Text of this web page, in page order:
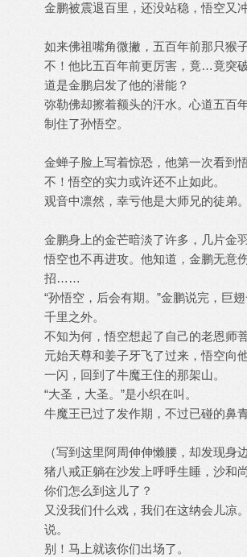
金鹏被震退百里，还没站稳，悟空
如来佛祖嘴角微撇，五百年前那只猴
不！他比五百年前更厉害，竟…竟突
道是金鹏启发了他的潜能？
弥勒佛却擦着额头的汗水。心道五百
制住了孙悟空。
金蝉子脸上写着惊恐，他第一次看到
不！悟空的实力或许还不止如此。
观音中凛然，幸亏他是大师兄的徒弟。
金鹏身上的金芒暗淡了许多，几片金羽
悟空也不再进攻。他知道，金鹏无意
招……
“孙悟空，后会有期。”金鹏说完，巨
千里之外。
不知为何，悟空想起了自己的老恩师菩
元始天尊和姜子牙飞了过来，悟空向
一闪，回到了牛魔王住的那架山。
“大圣，大圣。”是小织在叫。
牛魔王已过了发作期，不过已碰的鼻
（写到这里阿周伸伸懒腰，却发现身
猪八戒正躺在沙发上呼呼生睡，沙和
你们怎么到这儿了？
又没我们什么戏，我们在这纳会儿凉
说。
别！马上就该你们出场了。